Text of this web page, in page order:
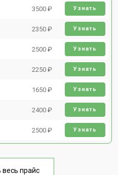
3500 ₽ Узнать
2350 ₽ Узнать
2500 ₽ Узнать
2250 ₽ Узнать
1650 ₽ Узнать
2400 ₽ Узнать
2500 ₽ Узнать
весь прайс